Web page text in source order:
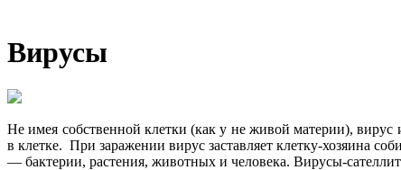
Вирусы
Не имея собственной клетки (как у не живой материи), вирус
в клетке. При заражении вирус заставляет клетку-хозяина
— бактерии, растения, животных и человека. Вирусы-